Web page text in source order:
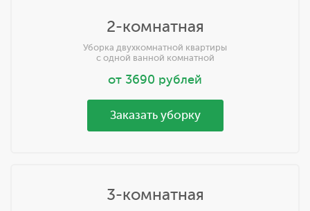
2-комнатная
Уборка двухкомнатной квартиры
с одной ванной комнатной
от 3690 рублей
Заказать уборку
3-комнатная